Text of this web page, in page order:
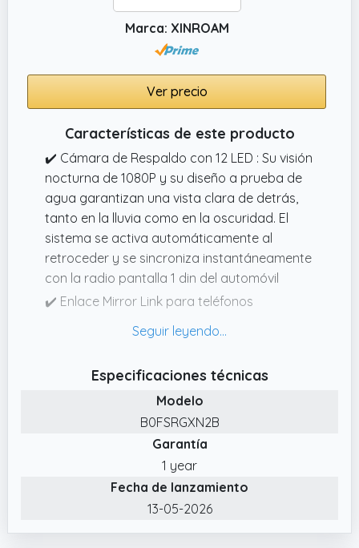
Marca: XINROAM
Ver precio
Características de este producto
✔️ Cámara de Respaldo con 12 LED : Su visión
nocturna de 1080P y su diseño a prueba de
agua garantizan una vista clara de detrás,
tanto en la lluvia como en la oscuridad. El
sistema se activa automáticamente al
retroceder y se sincroniza instantáneamente
con la radio pantalla 1 din del automóvil
✔️ Enlace Mirror Link para teléfonos
de la línea USB original del teléfono puede
automóvil, permitiéndote acceder a
navegación, música, videos y otras
aplicaciones como Maps, Spotify y más, para
una experiencia de conducción más
conveniente y agradable
✔️ Conexión Segura y Función de Memoria :
Para activar la función de memoria, conecte
Especificaciones técnicas
Modelo
B0FSRGXN2B
Garantía
1 year
Fecha de lanzamiento
13-05-2026